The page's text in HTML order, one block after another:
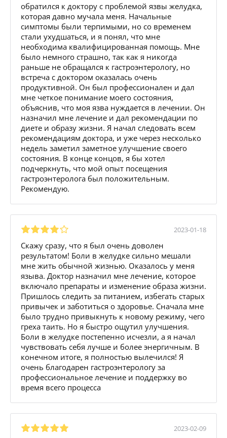
обратился к доктору с проблемой язвы желудка,
которая давно мучала меня. Начальные
симптомы были терпимыми, но со временем
стали ухудшаться, и я понял, что мне
необходима квалифицированная помощь. Мне
было немного страшно, так как я никогда
раньше не обращался к гастроэнтерологу, но
встреча с доктором оказалась очень
продуктивной. Он был профессионален и дал
мне четкое понимание моего состояния,
объяснив, что моя язва нуждается в лечении. Он
назначил мне лечение и дал рекомендации по
диете и образу жизни. Я начал следовать всем
рекомендациям доктора, и уже через несколько
недель заметил заметное улучшение своего
состояния. В конце концов, я бы хотел
подчеркнуть, что мой опыт посещения
гастроэнтеролога был положительным.
Рекомендую.
2023-01-18
Скажу сразу, что я был очень доволен
результатом! Боли в желудке сильно мешали
мне жить обычной жизнью. Оказалось у меня
языва. Доктор назначил мне лечение, которое
включало препараты и изменение образа жизни.
Пришлось следить за питанием, избегать старых
привычек и заботиться о здоровье. Сначала мне
было трудно привыкнуть к новому режиму, чего
греха таить. Но я быстро ощутил улучшения.
Боли в желудке постепенно исчезли, а я начал
чувствовать себя лучше и более энергичным. В
конечном итоге, я полностью вылечился! Я
очень благодарен гастроэнтерологу за
профессиональное лечение и поддержку во
время всего процесса
2023-02-09